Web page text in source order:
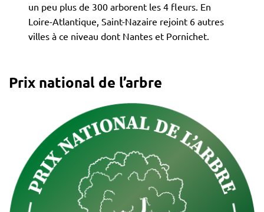
un peu plus de 300 arborent les 4 fleurs. En
Loire-Atlantique, Saint-Nazaire rejoint 6 autres
villes à ce niveau dont Nantes et Pornichet.
Prix national de l’arbre